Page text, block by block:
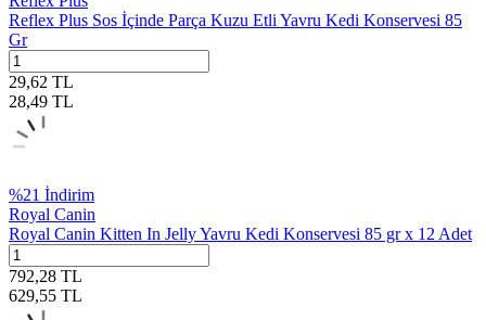
Reflex Plus Sos İçinde Parça Kuzu Etli Yavru Kedi Konservesi 85
Gr
29,62 TL
28,49 TL
%21 İndirim
Royal Canin
Royal Canin Kitten In Jelly Yavru Kedi Konservesi 85 gr x 12 Adet
792,28 TL
629,55 TL